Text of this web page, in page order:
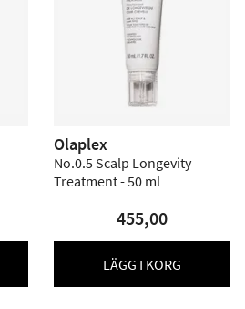
Olaplex
No.0.5 Scalp Longevity
Treatment - 50 ml
455,00
LÄGG I KORG